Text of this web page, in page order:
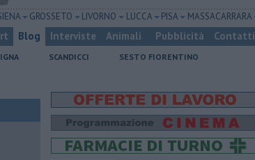
GROSSETO LIVORNO LUCCA PISA MASSA CARRARA
Blog Interviste Animali Pubblicità Contatti
SCANDICCI
SESTO FIORENTINO